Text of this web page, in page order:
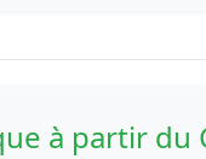
à partir du